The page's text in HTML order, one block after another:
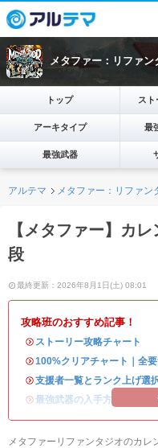
メタファー：リファ
トップ スト
アーキタイプ 最
最強武器
アルテマ メタファー：リファン
【メタファー】カ
段
最終更新：2026年8月1日(土) 08:01
攻略班のおすすめ記事！
・ ストーリー攻略チャート
・100%クリアチャート｜全
・支援者一覧とランク上げ選
・最強武器の入手方法
メタファーリファンタジオのカ